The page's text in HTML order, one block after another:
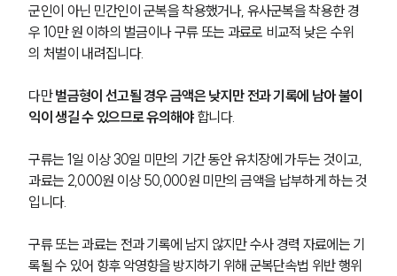
군인이 아닌 민간인이 군복을 착용했거나, 유사군복을 착용한 경
우 10만 원 이하의 벌금이나 구류 또는 과료로 비교적 낮은 수위
의 처벌이 내려집니다.
다만 벌금형이 선고될 경우 금액은 낮지만 전과 기록에 남아 불이
익이 생길 수 있으므로 유의해야 합니다.
구류는 1일 이상 30일 미만의 기간 동안 유치장에 가두는 것이고,
과료는 2,000원 이상 50,000원 미만의 금액을 납부하게 하는 것
입니다.
구류 또는 과료는 전과 기록에 남지 않지만 수사 경력 자료에는 기
록될 수 있어 향후 악영향을 방지하기 위해 군복단속법 위반 행위